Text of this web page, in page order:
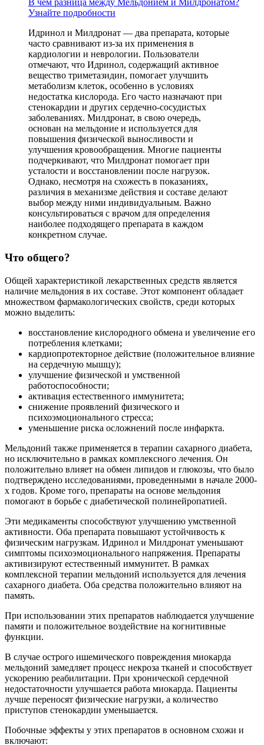
В чем разница между Мельдонием и Милдронатом?
Узнайте подробности
Идринол и Милдронат — два препарата, которые
часто сравнивают из-за их применения в
кардиологии и неврологии. Пользователи
отмечают, что Идринол, содержащий активное
вещество триметазидин, помогает улучшить
метаболизм клеток, особенно в условиях
недостатка кислорода. Его часто назначают при
стенокардии и других сердечно-сосудистых
заболеваниях. Милдронат, в свою очередь,
основан на мельдоние и используется для
повышения физической выносливости и
улучшения кровообращения. Многие пациенты
подчеркивают, что Милдронат помогает при
усталости и восстановлении после нагрузок.
Однако, несмотря на схожесть в показаниях,
различия в механизме действия и составе делают
выбор между ними индивидуальным. Важно
консультироваться с врачом для определения
наиболее подходящего препарата в каждом
конкретном случае.
Что общего?
Общей характеристикой лекарственных средств является
наличие мельдония в их составе. Этот компонент обладает
множеством фармакологических свойств, среди которых
можно выделить:
восстановление кислородного обмена и увеличение его
потребления клетками;
кардиопротекторное действие (положительное влияние
на сердечную мышцу);
улучшение физической и умственной
работоспособности;
активация естественного иммунитета;
снижение проявлений физического и
психоэмоционального стресса;
уменьшение риска осложнений после инфаркта.
Мельдоний также применяется в терапии сахарного диабета,
но исключительно в рамках комплексного лечения. Он
положительно влияет на обмен липидов и глюкозы, что было
подтверждено исследованиями, проведенными в начале 2000-
х годов. Кроме того, препараты на основе мельдония
помогают в борьбе с диабетической полинейропатией.
Эти медикаменты способствуют улучшению умственной
активности. Оба препарата повышают устойчивость к
физическим нагрузкам. Идринол и Милдронат уменьшают
симптомы психоэмоционального напряжения. Препараты
активизируют естественный иммунитет. В рамках
комплексной терапии мельдоний используется для лечения
сахарного диабета. Оба средства положительно влияют на
память.
При использовании этих препаратов наблюдается улучшение
памяти и положительное воздействие на когнитивные
функции.
В случае острого ишемического повреждения миокарда
мельдоний замедляет процесс некроза тканей и способствует
ускорению реабилитации. При хронической сердечной
недостаточности улучшается работа миокарда. Пациенты
лучше переносят физические нагрузки, а количество
приступов стенокардии уменьшается.
Побочные эффекты у этих препаратов в основном схожи и
включают: